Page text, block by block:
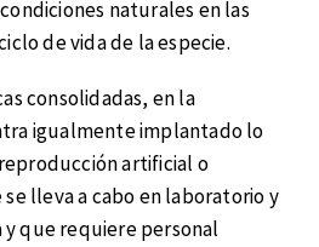
naturales en las
de vida de la especie.
consolidadas, en la
igualmente implantado lo
artificial o
lleva a cabo en laboratorio y
y que requiere personal